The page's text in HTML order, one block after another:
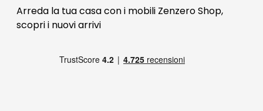
FAQ
Pagamenti
Arreda la tua casa con i mobili Zenzero Shop,
scopri i nuovi arrivi